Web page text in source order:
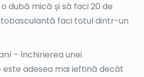
dubă mică și să faci 20 de
faci totul dintr-un
– închirierea unei
adesea mai ieftină decât